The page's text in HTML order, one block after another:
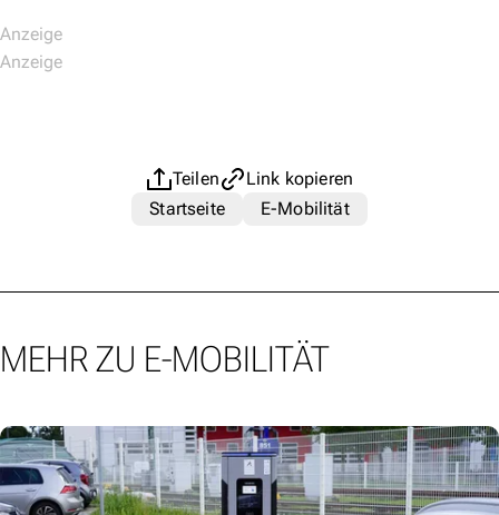
Teilen
Link kopieren
Startseite
E-Mobilität
MEHR ZU E-MOBILITÄT